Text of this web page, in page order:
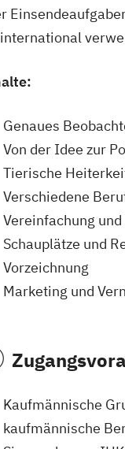
Genaues
Von der Idee zur
Tierische
Verschiedene
Vereinfachung
Schauplätze und
Vorzeichnung
Marketing und
Kaufmännische
kaufmännische